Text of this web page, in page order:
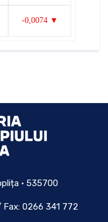
-0,0074 ▼
• 535700
0266 341 772